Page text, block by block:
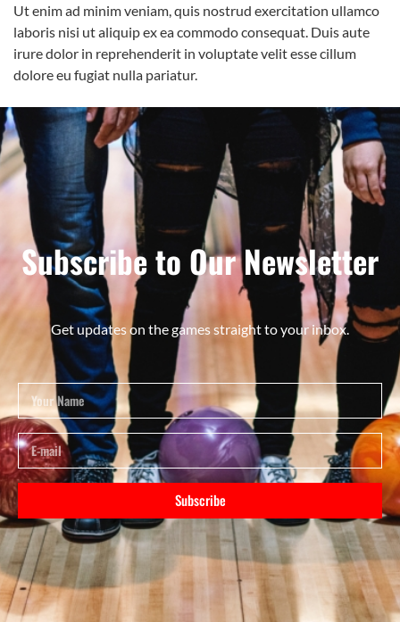
Ut enim ad minim veniam, quis nostrud exercitation ullamco
laboris nisi ut aliquip ex ea commodo consequat. Duis aute
irure dolor in reprehenderit in voluptate velit esse cillum
dolore eu fugiat nulla pariatur.
Subscribe to Our Newsletter
Get updates on the games straight to your inbox.
Subscribe